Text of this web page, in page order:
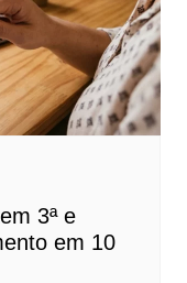
3ª e
em 10